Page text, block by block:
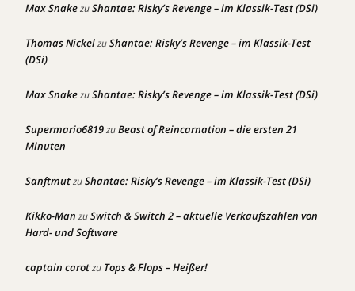
Max SnakezuShantae: Risky’s Revenge – im Klassik-Test (DSi)
Thomas NickelzuShantae: Risky’s Revenge – im Klassik-Test
(DSi)
Max SnakezuShantae: Risky’s Revenge – im Klassik-Test (DSi)
Supermario6819zuBeast of Reincarnation – die ersten 21
Minuten
SanftmutzuShantae: Risky’s Revenge – im Klassik-Test (DSi)
Kikko-Man zuSwitch & Switch 2 – aktuelle Verkaufszahlen von
Hard- und Software
captain carotzu Tops & Flops – Heißer!